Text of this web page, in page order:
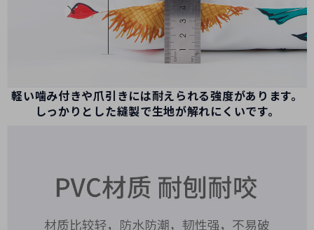
軽い噛み付きや爪引きには耐えられる強度があります。
しっかりとした縫製で生地が解れにくいです。